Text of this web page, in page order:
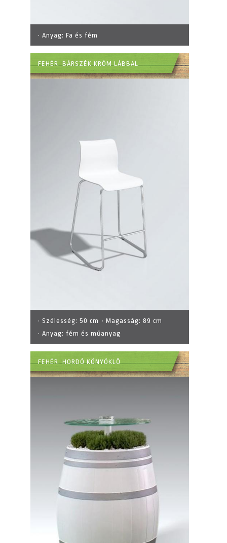
· Anyag: Fa és fém
FEHÉR. BÁRSZÉK KRÓM LÁBBAL
· Szélesség: 50 cm · Magasság: 89 cm
· Anyag: fém és műanyag
FEHÉR. HORDÓ KÖNYÖKLŐ